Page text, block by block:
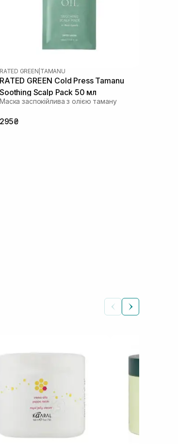
RATED GREEN TAMANU
RATED GREEN Cold Press Tamanu
Soothing Scalp Pack 50 мл
Маска заспокійлива з олією таману
295₴